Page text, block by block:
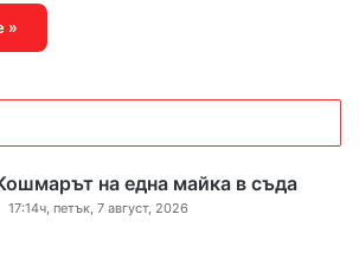
»
на една майка в съда
17:14ч, петък, 7 август, 2026